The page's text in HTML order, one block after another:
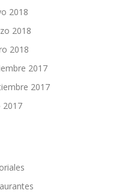
2018
2018
2018
2017
2017
2017